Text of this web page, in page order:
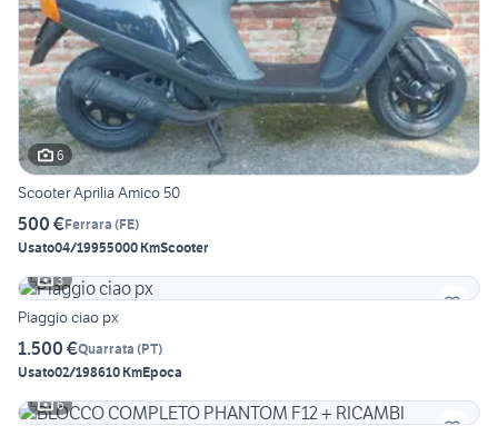
6
Scooter Aprilia Amico 50
500 €Ferrara (FE)
Usato04/19955000 KmScooter
3
Piaggio ciao px
1.500 €Quarrata (PT)
Usato02/198610 KmEpoca
6